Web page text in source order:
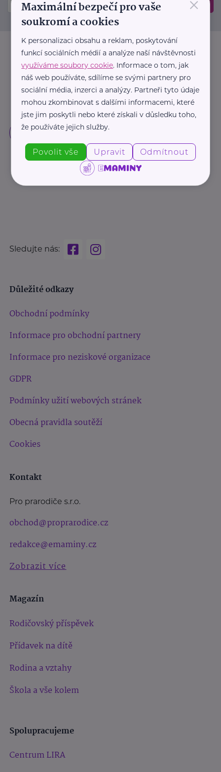
Sledujte nás:
Důležité odkazy
Obchodní podmínky
Informace pro obchodní partnery
Informace pro neziskové organizace
GDPR
Podmínky užití webových stránek
Obecná pravidla soutěží
Cookies
Kontakt
Pro prarodiče s.r.o.
obchod@proprarodice.cz
redakce@emaminy.cz
Zobrazit více
Magazín
Rodičovský příspěvek
Přídavek na dítě
Rodina a vztahy
Škola a vše kolem
Spolupracujeme
Centrum LIRA
Maximální bezpečí pro vaše
soukromí a cookies
K personalizaci obsahu a reklam, poskytování
funkcí sociálních médií a analýze naší návštěvnosti
využíváme soubory cookie. Informace o tom, jak
náš web používáte, sdílíme se svými partnery pro
sociální média, inzerci a analýzy. Partneři tyto údaje
mohou zkombinovat s dalšími informacemi, které
jste jim poskytli nebo které získali v důsledku toho,
že používáte jejich služby.
Povolit vše Upravit Odmítnout